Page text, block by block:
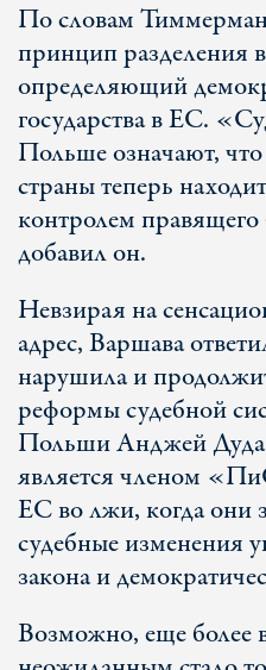
По словам
принцип разделения
определяющий
государства в ЕС.
Польше означают,
страны теперь
контролем
добавил он.
Невзирая на
адрес, Варшава
нарушила и
реформы судебной
Польши Анджей
является членом
ЕС во лжи, когда они
судебные изменения
закона и
Возможно, еще более